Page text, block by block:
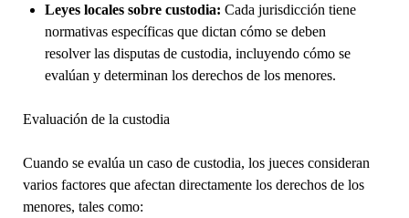
Leyes locales sobre custodia: Cada jurisdicción tiene
normativas específicas que dictan cómo se deben
resolver las disputas de custodia, incluyendo cómo se
evalúan y determinan los derechos de los menores.
Evaluación de la custodia
Cuando se evalúa un caso de custodia, los jueces consideran
varios factores que afectan directamente los derechos de los
menores, tales como: